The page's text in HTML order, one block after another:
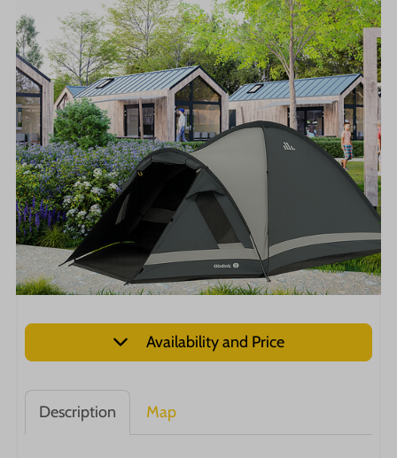
Availability and Price
Description Map